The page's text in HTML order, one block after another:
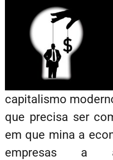
capitalismo
que precisa ser
em que mina a
empresas a